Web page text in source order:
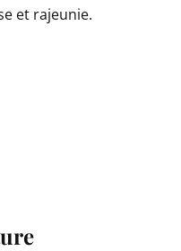
et rajeunie.